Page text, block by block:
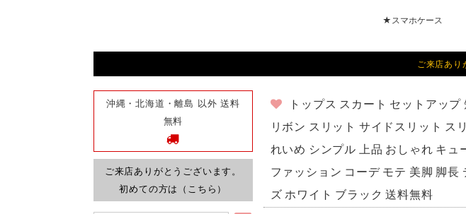
★スマホケース
ご来店あり
沖縄・北海道・離島 以外 送料
無料
ご来店ありがとうございます。
初めての方は（こちら）
トップス スカート セットアッ
リボン スリット サイドスリット ス
れいめ シンプル 上品 おしゃれ キュ
ファッション コーデ モテ 美脚 脚
ズ ホワイト ブラック 送料無料